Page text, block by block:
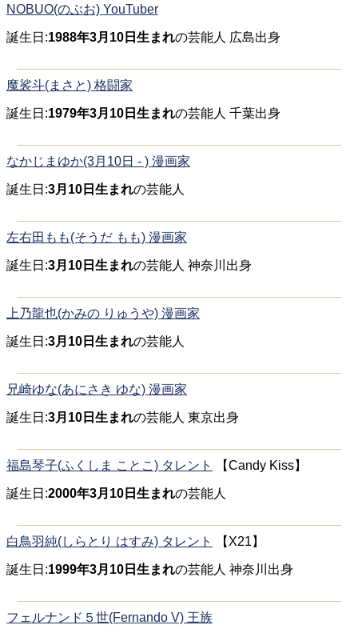
NOBUO(のぶお) YouTuber
誕生日:1988年3月10日生まれの芸能人 広島出身
魔裟斗(まさと) 格闘家
誕生日:1979年3月10日生まれの芸能人 千葉出身
なかじまゆか(3月10日 - ) 漫画家
誕生日:3月10日生まれの芸能人
左右田もも(そうだ もも) 漫画家
誕生日:3月10日生まれの芸能人 神奈川出身
上乃龍也(かみの りゅうや) 漫画家
誕生日:3月10日生まれの芸能人
兄崎ゆな(あにさき ゆな) 漫画家
誕生日:3月10日生まれの芸能人 東京出身
福島琴子(ふくしま ことこ) タレント 【Candy Kiss】
誕生日:2000年3月10日生まれの芸能人
白鳥羽純(しらとり はすみ) タレント 【X21】
誕生日:1999年3月10日生まれの芸能人 神奈川出身
フェルナンド５世(Fernando V) 王族